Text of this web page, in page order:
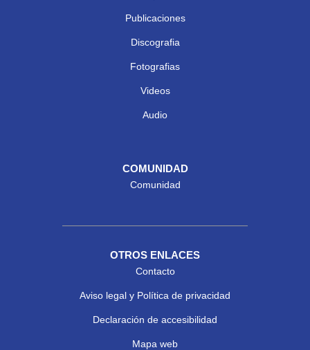
Publicaciones
Discografia
Fotografias
Videos
Audio
COMUNIDAD
Comunidad
OTROS ENLACES
Contacto
Aviso legal y Política de privacidad
Declaración de accesibilidad
Mapa web